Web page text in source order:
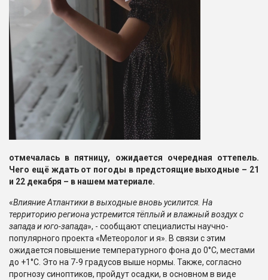
отмечалась в пятницу, ожидается очередная оттепель.
Чего ещё ждать от погоды в предстоящие выходные – 21
и 22 декабря – в нашем материале.
«Влияние Атлантики в выходные вновь усилится. На
территорию региона устремится тёплый и влажный воздух с
запада и юго-запада», - сообщают специалисты научно-
популярного проекта «Метеоролог и я». В связи с этим
ожидается повышение температурного фона до 0°C, местами
до +1°C. Это на 7-9 градусов выше нормы. Также, согласно
прогнозу синоптиков, пройдут осадки, в основном в виде